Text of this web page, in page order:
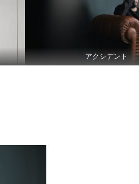
アクシデント